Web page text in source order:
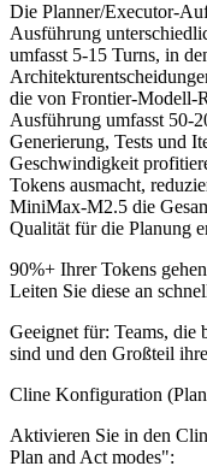
Die Planner/Executor-
Ausführung
umfasst 5-15 Turns, in
die von Frontier-Modell-
Ausführung umfasst 50-
Generierung, Tests und
Geschwindigkeit
Tokens ausmacht,
MiniMax-M2.5 die
Qualität für die Planung
90%+ Ihrer Tokens
Leiten Sie diese an
Geeignet für: Teams, die
sind und den Großteil
Cline Konfiguration
Aktivieren Sie in den
Plan and Act modes":